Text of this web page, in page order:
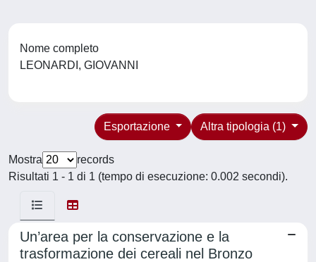
Nome completo
LEONARDI, GIOVANNI
Altra tipologia (1)
Esportazione
Mostra
records
Risultati 1 - 1 di 1 (tempo di esecuzione: 0.002 secondi).
Un’area per la conservazione e la
trasformazione dei cereali nel Bronzo